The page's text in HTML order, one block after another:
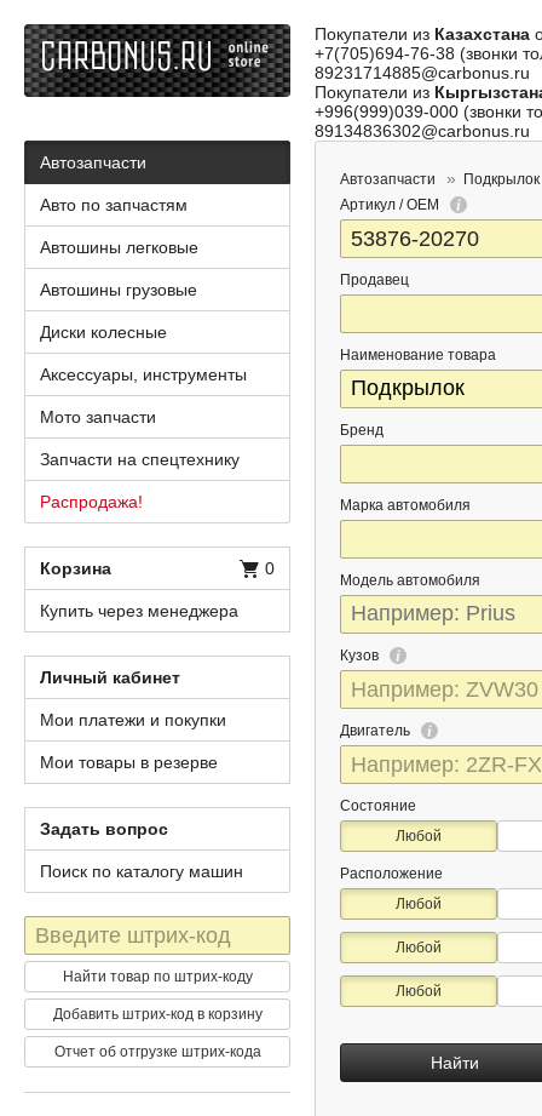
Покупатели из Казахстана
+7(705)694-76-38 (звонки
89231714885@carbonus.ru
Покупатели из
+996(999)039-000 (звонки
89134836302@carbonus.ru
Автозапчасти
Подкрылок
Артикул / OEM
Продавец
Наименование товара
Бренд
Марка автомобиля
Модель автомобиля
Кузов
Двигатель
Состояние
Любой
Расположение
Любой
Любой
Любой
Найти
Автозапчасти
Авто по запчастям
Автошины легковые
Автошины грузовые
Диски колесные
Аксессуары, инструменты
Мото запчасти
Запчасти на спецтехнику
Распродажа!
Корзина 0
Купить через менеджера
Личный кабинет
Мои платежи и покупки
Мои товары в резерве
Задать вопрос
Поиск по каталогу машин
Штрих-
код
Найти товар по штрих-коду
Добавить штрих-код в корзину
Отчет об отгрузке штрих-кода